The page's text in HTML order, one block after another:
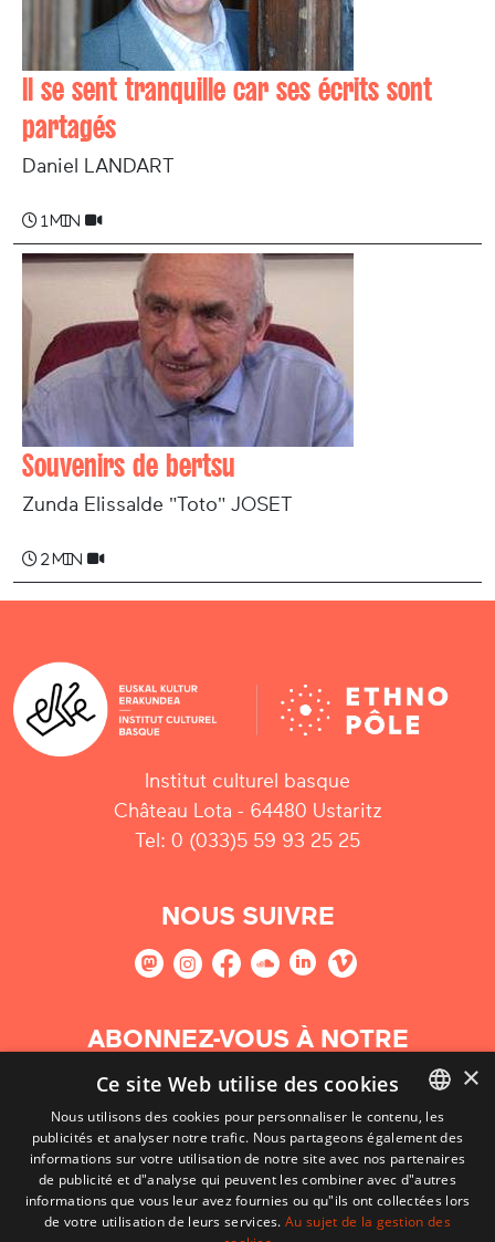
Il se sent tranquille car ses écrits sont
partagés
Daniel LANDART
1 min
Souvenirs de bertsu
Zunda Elissalde "Toto" JOSET
2 min
Institut culturel basque
Château Lota - 64480 Ustaritz
Tel: 0 (033)5 59 93 25 25
NOUS SUIVRE
ABONNEZ-VOUS À NOTRE
NEWSLETTER
S'abonner
BASQUE
FRENCH
×
Ce site Web utilise des cookies
Nous utilisons des cookies pour personnaliser le contenu, les
publicités et analyser notre trafic. Nous partageons également des
informations sur votre utilisation de notre site avec nos partenaires
de publicité et d"analyse qui peuvent les combiner avec d"autres
informations que vous leur avez fournies ou qu"ils ont collectées lors
de votre utilisation de leurs services.Au sujet de la gestion des